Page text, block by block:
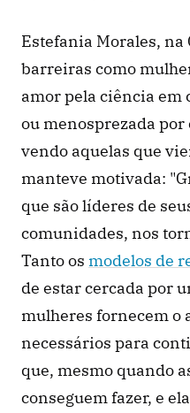
Estefania Morales,
barreiras como
amor pela ciência
ou menosprezada por
vendo aquelas que
manteve motivada:
que são líderes de
comunidades, nos
Tanto os modelos de
de estar cercada por
mulheres fornecem o
necessários para
que, mesmo quando
conseguem fazer, e